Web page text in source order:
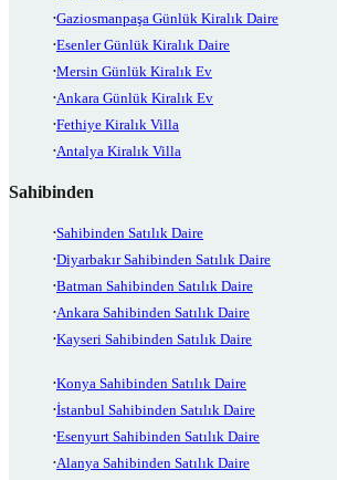
Gaziosmanpaşa Günlük Kiralık Daire
Esenler Günlük Kiralık Daire
Mersin Günlük Kiralık Ev
Ankara Günlük Kiralık Ev
Fethiye Kiralık Villa
Antalya Kiralık Villa
Sahibinden
Sahibinden Satılık Daire
Diyarbakır Sahibinden Satılık Daire
Batman Sahibinden Satılık Daire
Ankara Sahibinden Satılık Daire
Kayseri Sahibinden Satılık Daire
Konya Sahibinden Satılık Daire
İstanbul Sahibinden Satılık Daire
Esenyurt Sahibinden Satılık Daire
Alanya Sahibinden Satılık Daire